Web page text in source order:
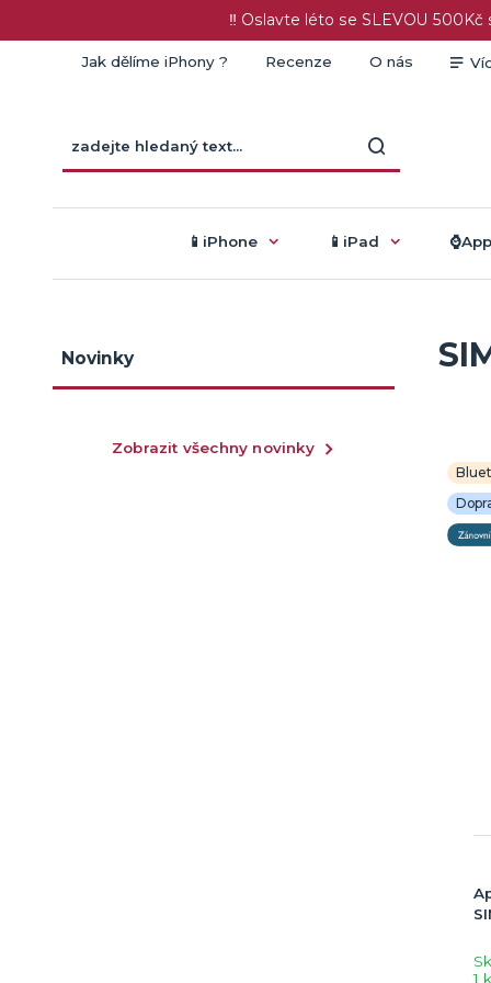
‼️ Oslavte léto se SLEVOU
Jak dělíme iPhony ? Recenze O nás
📱iPhone 📱iPad
Novinky
Zobrazit všechny novinky
1